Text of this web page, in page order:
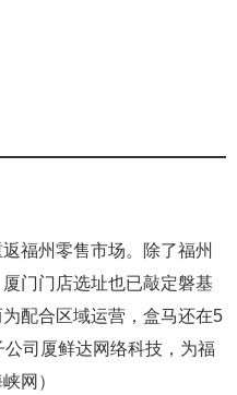
福州零售市场。除了福州
门门店选址也已敲定磐基
配合区域运营，盒马还在5
司厦鲜达网络科技，为福
网）